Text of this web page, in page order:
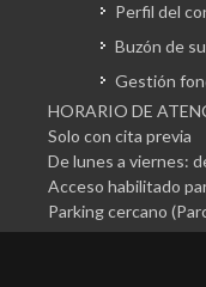
Perfil del
Buzón de
Gestión
HORARIO DE
Solo con cita previa
De lunes a viernes:
Acceso habilitado
Parking cercano